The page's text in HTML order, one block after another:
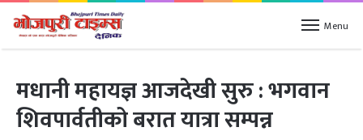
Menu
मधानी महायज्ञ आजदेखी सुरु : भगवान
शिवपार्वतीको बरात यात्रा सम्पन्न